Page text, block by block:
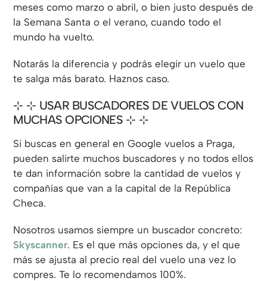
meses como marzo o abril, o bien justo después de
la Semana Santa o el verano, cuando todo el
mundo ha vuelto.
Notarás la diferencia y podrás elegir un vuelo que
te salga más barato. Haznos caso.
⊹ USAR BUSCADORES DE VUELOS CON
MUCHAS OPCIONES ⊹
Si buscas en general en Google vuelos a Praga,
pueden salirte muchos buscadores y no todos ellos
te dan información sobre la cantidad de vuelos y
compañías que van a la capital de la República
Checa.
Nosotros usamos siempre un buscador concreto:
Skyscanner. Es el que más opciones da, y el que
más se ajusta al precio real del vuelo una vez lo
compres. Te lo recomendamos 100%.